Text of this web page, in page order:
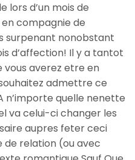
lors d’un mois de
compagnie de
surpenant nonobstant
d’affection! Il y a tantot
vous averez etre en
admettre ce
n’importe quelle nenette
va celui-ci changer les
aupres feter ceci
relation (ou avec